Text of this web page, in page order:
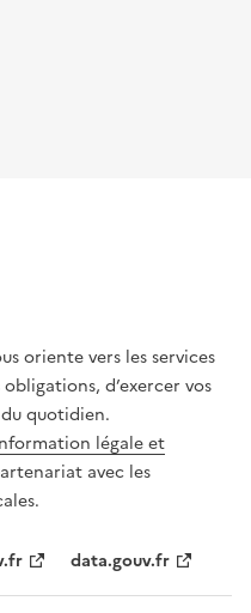
oriente vers les services
d’exercer vos
quotidien.
légale et
avec les
data.gouv.fr